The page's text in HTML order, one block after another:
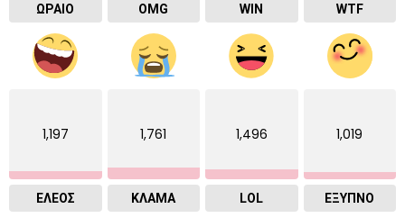
ΩΡΑΙΟ OMG WIN WTF
1,197
ΕΛΕΟΣ
1,761
ΚΛΑΜΑ
1,496
LOL
1,019
ΈΞΥΠΝΟ